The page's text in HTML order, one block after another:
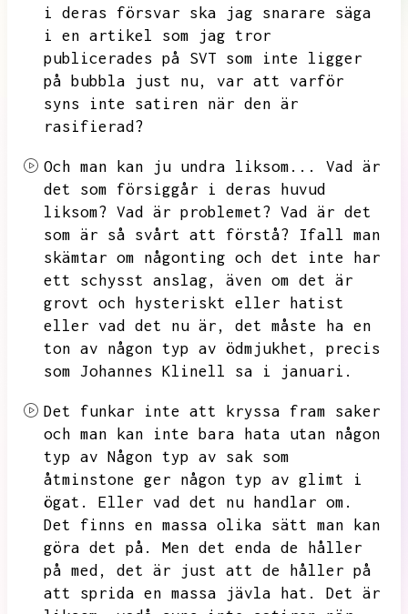
i deras försvar ska jag snarare säga
i en artikel som jag tror
publicerades på SVT som inte ligger
på bubbla just nu,
var att varför
syns inte satiren när den är
rasifierad?
Och man kan ju undra liksom...
Vad är
det som försiggår i deras huvud
liksom? Vad är problemet? Vad är det
som är så svårt att förstå?
Ifall man
skämtar om någonting och det inte har
ett schysst anslag,
även om det är
grovt och hysteriskt eller hatist
eller vad det nu är,
det måste ha en
ton av någon typ av ödmjukhet,
precis
som Johannes Klinell sa i januari.
Det funkar inte att kryssa fram saker
och man kan inte bara hata utan någon
typ av Någon typ av sak som
åtminstone ger någon typ av glimt i
ögat.
Eller vad det nu handlar om.
Det finns en massa olika sätt man kan
göra det på.
Men det enda de håller
på med,
det är just att de håller på
att sprida en massa jävla hat.
Det är